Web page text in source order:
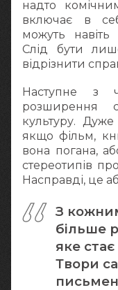
надто
включає в
можуть навіть
Слід бути
відрізнити
Наступне з
розширення
культуру.
якщо фільм,
вона погана,
стереотипів
Насправді, це
З
більше
яке
Твори